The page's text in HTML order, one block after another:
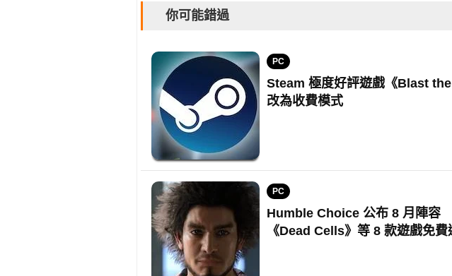
你可能錯過
PC
Steam 極度好評遊戲《Blast
改為收費模式
PC
Humble Choice 公布 8 月陣容
《Dead Cells》等 8 款遊戲免費